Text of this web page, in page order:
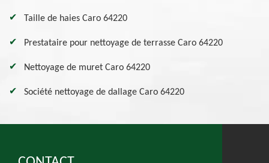
Taille de haies Caro 64220
Prestataire pour nettoyage de terrasse Caro 64220
Nettoyage de muret Caro 64220
Société nettoyage de dallage Caro 64220